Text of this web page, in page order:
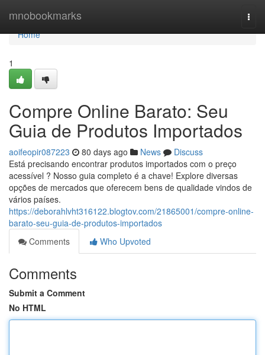
mnobookmarks
Home
Home
1
Compre Online Barato: Seu
Guia de Produtos Importados
aoifeopir087223 80 days ago News
Discuss
Está precisando encontrar produtos importados com o preço
acessível ? Nosso guia completo é a chave! Explore diversas
opções de mercados que oferecem bens de qualidade vindos de
vários países.
https://deborahlvht316122.blogtov.com/21865001/compre-online-
barato-seu-guia-de-produtos-importados
Comments
Who Upvoted
Comments
Submit a Comment
No HTML